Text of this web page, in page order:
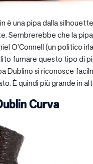
è una pipa dalla
Sembrerebbe che la
O’Connell (un politico
fumare questo tipo di
Dublino si riconosce
È quindi più grande in
Curva